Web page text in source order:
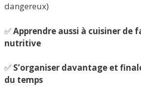
dangereux)
✅Apprendre aussi à cuisiner de
nutritive
✅ S’organiser davantage et
du temps